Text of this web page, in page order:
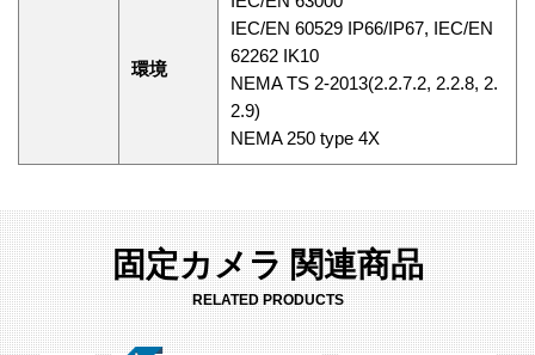
環境
IEC/EN 60529 IP66/IP67, IEC/EN
62262 IK10
NEMA TS 2-2013(2.2.7.2, 2.2.8, 2.
2.9)
NEMA 250 type 4X
固定カメラ 関連商品
RELATED PRODUCTS